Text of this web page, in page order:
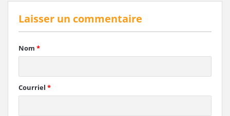
Laisser un commentaire
Nom *
Courriel *